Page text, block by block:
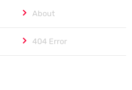
About
404 Error